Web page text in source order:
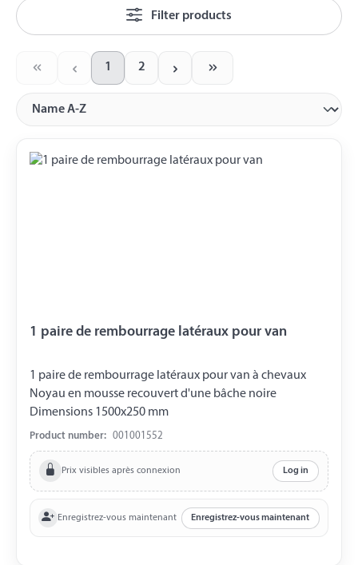
Filter products
Page
1 2
1 paire de rembourrage latéraux pour van
1 paire de rembourrage latéraux pour van à chevaux
Noyau en mousse recouvert d'une bâche noire
Dimensions 1500x250 mm
Product number: 001001552
Prix visibles après connexion Log in
Enregistrez-vous maintenant Enregistrez-vous maintenant